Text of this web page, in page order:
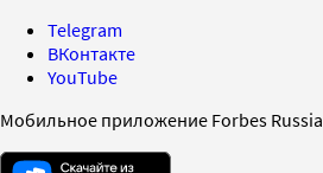
Telegram
ВКонтакте
YouTube
Мобильное приложение Forbes